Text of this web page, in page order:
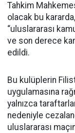
Tahkim
olacak bu
“uluslararası
ve son derece
edildi.
Bu kulüplerin
uygulamasına
yalnızca
nedeniyle
uluslararası